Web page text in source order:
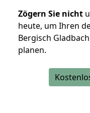
Zögern Sie nicht
heute, um Ihren
Bergisch
planen.